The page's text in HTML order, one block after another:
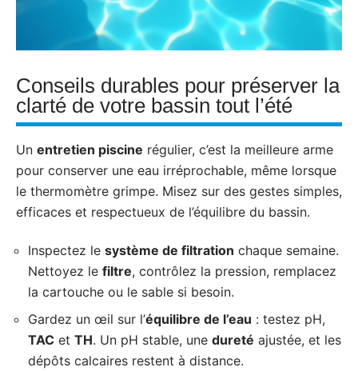
Conseils durables pour préserver la
clarté de votre bassin tout l’été
Un entretien piscine régulier, c’est la meilleure arme
pour conserver une eau irréprochable, même lorsque
le thermomètre grimpe. Misez sur des gestes simples,
efficaces et respectueux de l’équilibre du bassin.
Inspectez le système de filtration chaque semaine.
Nettoyez le filtre, contrôlez la pression, remplacez
la cartouche ou le sable si besoin.
Gardez un œil sur l’équilibre de l’eau : testez pH,
TAC et TH. Un pH stable, une dureté ajustée, et les
dépôts calcaires restent à distance.